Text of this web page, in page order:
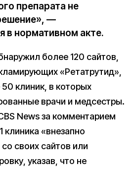
препарата не
—
в нормативном акте.
более 120 сайтов,
«Ретатрутид»,
клиник, в которых
врачи и медсестры.
News за комментарием
«внезапно
своих сайтов или
указав, что не